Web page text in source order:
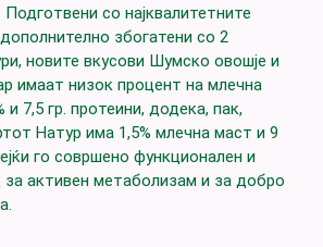
со најквалитетните
збогатени со 2
новите вкусови Шумско овошје и
имаат низок процент на млечна
7,5 гр. протеини, додека, пак,
Натур има 1,5% млечна маст и 9
го совршено функционален и
за активен метаболизам и за добро